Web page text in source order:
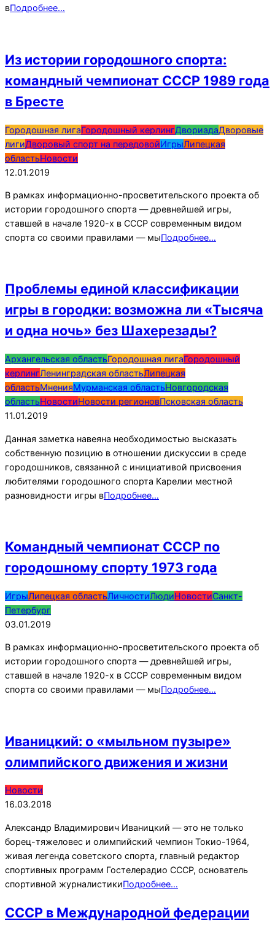
вПодробнее…
Из истории городошного спорта:
командный чемпионат СССР 1989 года
в Бресте
2019-
01-
12
Городошная лигаГородошный керлингДвориадаДворовые
лигиДворовый спорт на передовойИгрыЛипецкая
областьНовости
12.01.2019
В рамках информационно-просветительского проекта об
истории городошного спорта — древнейшей игры,
ставшей в начале 1920-х в СССР современным видом
спорта со своими правилами — мыПодробнее…
Проблемы единой классификации
игры в городки: возможна ли «Тысяча
и одна ночь» без Шахерезады?
2019-
01-
11
Архангельская областьГородошная лигаГородошный
керлингЛенинградская областьЛипецкая
областьМненияМурманская областьНовгородская
областьНовостиНовости регионовПсковская область
11.01.2019
Данная заметка навеяна необходимостью высказать
собственную позицию в отношении дискуссии в среде
городошников, связанной с инициативой присвоения
любителями городошного спорта Карелии местной
разновидности игры вПодробнее…
Командный чемпионат СССР по
городошному спорту 1973 года
2019-
01-
03
ИгрыЛипецкая областьЛичностиЛюдиНовостиСанкт-
Петербург
03.01.2019
В рамках информационно-просветительского проекта об
истории городошного спорта — древнейшей игры,
ставшей в начале 1920-х в СССР современным видом
спорта со своими правилами — мыПодробнее…
Иваницкий: о «мыльном пузыре»
олимпийского движения и жизни
2018-
03-
Новости
16.03.2018
Александр Владимирович Иваницкий — это не только
борец-тяжеловес и олимпийский чемпион Токио-1964,
живая легенда советского спорта, главный редактор
спортивных программ Гостелерадио СССР, основатель
спортивной журналистикиПодробнее…
СССР в Международной федерации